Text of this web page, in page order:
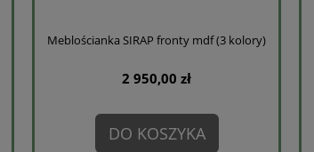
Meblościanka SIRAP fronty mdf (3 kolory)
2 950,00 zł
DO KOSZYKA